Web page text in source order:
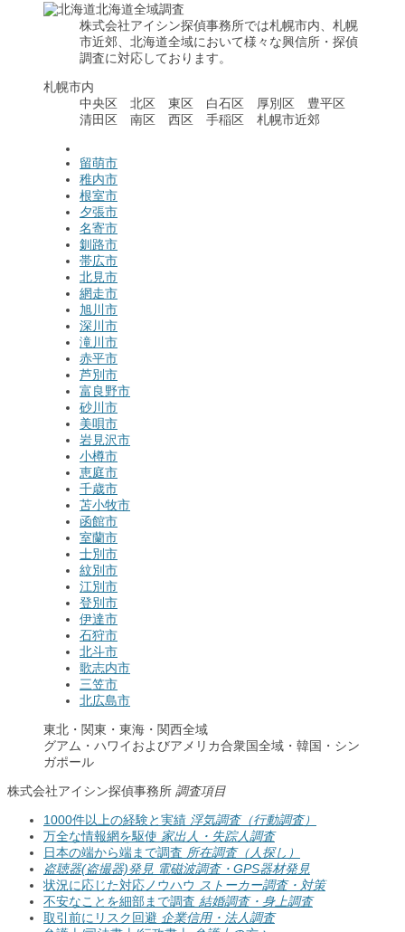
北海道全域調査
株式会社アイシン探偵事務所では札幌市内、札幌
市近郊、北海道全域において様々な興信所・探偵
調査に対応しております。
札幌市内
中央区 北区 東区 白石区 厚別区 豊平区
清田区 南区 西区 手稲区 札幌市近郊
留萌市
稚内市
根室市
夕張市
名寄市
釧路市
帯広市
北見市
網走市
旭川市
深川市
滝川市
赤平市
芦別市
富良野市
砂川市
美唄市
岩見沢市
小樽市
恵庭市
千歳市
苫小牧市
函館市
室蘭市
士別市
紋別市
江別市
登別市
伊達市
石狩市
北斗市
歌志内市
三笠市
北広島市
東北・関東・東海・関西全域
グアム・ハワイおよびアメリカ合衆国全域・韓国・シン
ガポール
株式会社アイシン探偵事務所 調査項目
1000件以上の経験と実績 浮気調査（行動調査）
万全な情報網を駆使 家出人・失踪人調査
日本の端から端まで調査 所在調査（人探し）
盗聴器(盗撮器)発見 電磁波調査・GPS器材発見
状況に応じた対応ノウハウ ストーカー調査・対策
不安なことを細部まで調査 結婚調査・身上調査
取引前にリスク回避 企業信用・法人調査